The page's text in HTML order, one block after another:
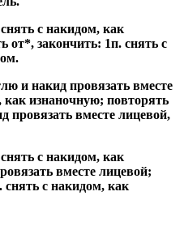
с накидом, как
от*, закончить: 1п. снять с
и накид провязать вместе
как изнаночную; повторять
провязать вместе лицевой,
с накидом, как
вместе лицевой;
снять с накидом, как